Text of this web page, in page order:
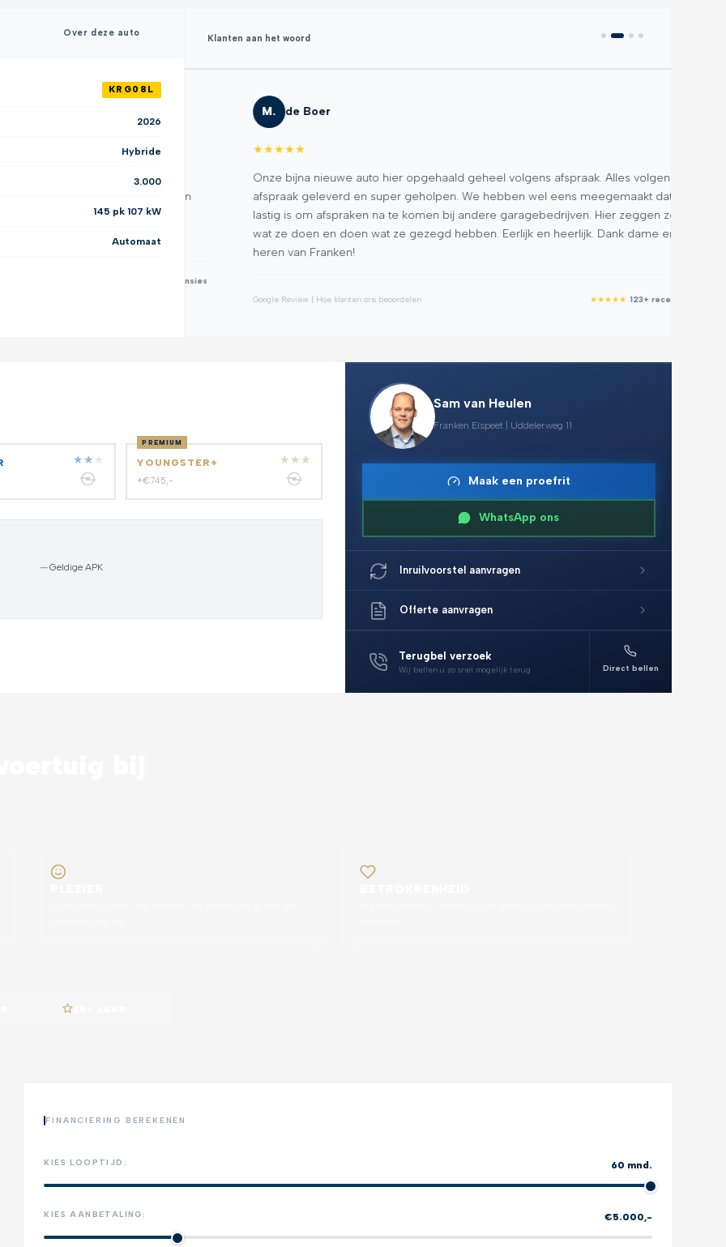
Over deze auto
KRG08L
2026
Hybride
3.000
145 pk 107 kW
Automaat
Klanten aan het woord
kan aanbevelen. Wij
ons als klant en
de Boer
★
Onze bijna nieuwe auto hier opgehaald geheel volgens afspraak. Alles volgens
afspraak geleverd en super geholpen. We hebben wel eens meegemaakt dat het
lastig is om afspraken na te komen bij andere garagebedrijven. Hier zeggen ze
wat ze doen en doen wat ze gezegd hebben. Eerlijk en heerlijk. Dank dame en
heren van Franken!
Google Review | Hoe klanten ons beoordelen 123+ recensies
★★ ★
PREMIUM
YOUNGSTER+
+€745,-
★ ★ ★
—Geldige APK
Sam van Heulen
Franken Elspeet | Uddelerweg 11
Maak een proefrit
WhatsApp ons
Inruilvoorstel aanvragen
Offerte aanvragen
Terugbel verzoek
Wij bellen u zo snel mogelijk terug Direct bellen
35+ JAAR
FINANCIERING BEREKENEN
KIES LOOPTIJD: 60 mnd.
KIES AANBETALING: €5.000,-